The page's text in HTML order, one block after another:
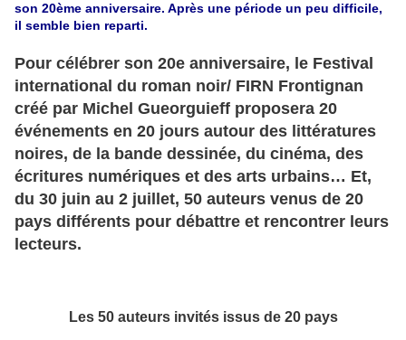
son 20ème anniversaire. Après une période un peu difficile,
il semble bien reparti.
Pour célébrer son 20e anniversaire, le Festival
international du roman noir/ FIRN Frontignan
créé par Michel Gueorguieff proposera 20
événements en 20 jours autour des littératures
noires, de la bande dessinée, du cinéma, des
écritures numériques et des arts urbains… Et,
du 30 juin au 2 juillet, 50 auteurs venus de 20
pays différents pour débattre et rencontrer leurs
lecteurs.
Les 50 auteurs invités issus de 20 pays